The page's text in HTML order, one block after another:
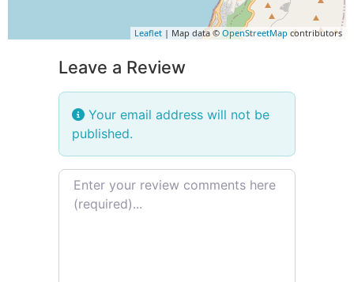
Leaflet | Map data © OpenStreetMap contributors
Leave a Review
Your email address will not be
published.
Review text